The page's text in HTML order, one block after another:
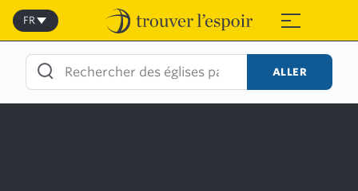
Skip
content
≡
FR
ALLER